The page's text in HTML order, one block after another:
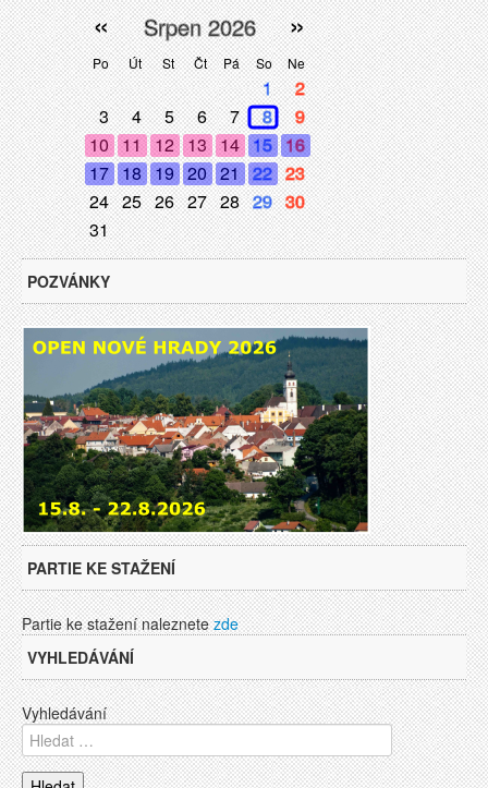
Po Út St Čt Pá So Ne
« »
Srpen 2026
1
2
3
4 5 6 7 8
9
10 11 12 13 14 15 16
17 18 19 20 21 22 23
24 25 26 27 28 29 30
31
POZVÁNKY
PARTIE KE STAŽENÍ
Partie ke stažení naleznetezde
VYHLEDÁVÁNÍ
Vyhledávání